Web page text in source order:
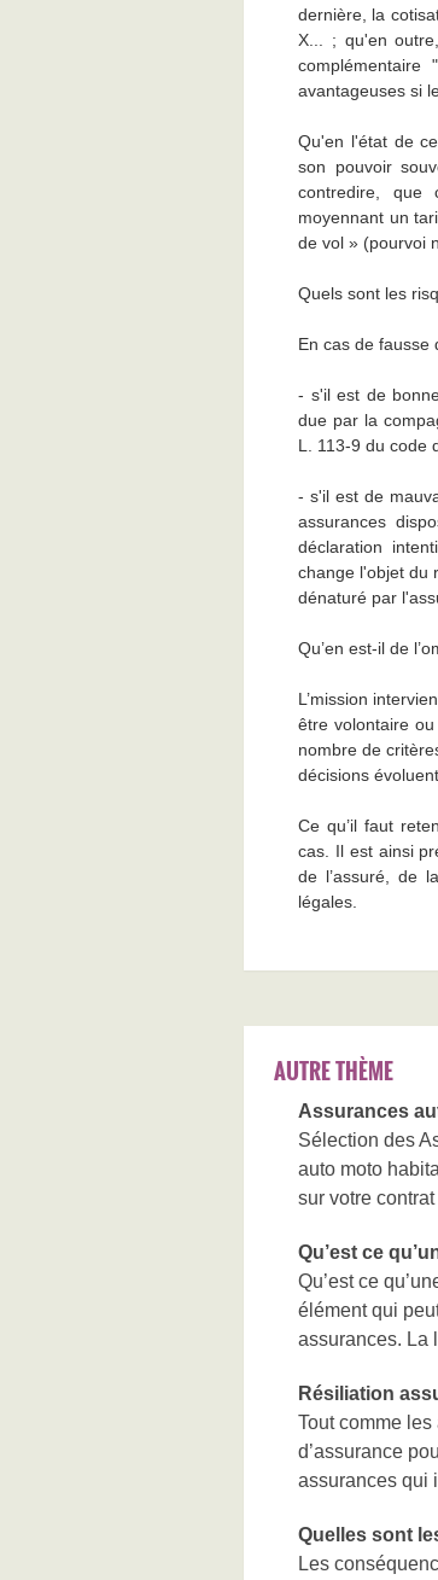
dernière, la
X... ; qu'en
avantageuses si
Qu'en l'état de
son pouvoir
contredire, que
moyennant un
de vol » (pourvoi
Quels sont les
En cas de fausse
- s'il est de
due par la
L. 113-9 du code
- s'il est de
assurances
déclaration
change l'objet du
dénaturé par
Qu’en est-il de
L’mission
être volontaire ou
nombre de
décisions
Ce qu’il faut
cas. Il est ainsi
de l’assuré, de
légales.
AUTRE THÈME
Assurances
Sélection des
auto moto
sur votre
Qu’est ce
Qu’est ce
élément qui
assurances. La
Résiliation
Tout comme
d’assurance
assurances qui
Quelles sont
Les